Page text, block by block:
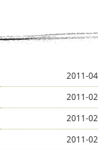
2011-
2011-
2011-
2011-